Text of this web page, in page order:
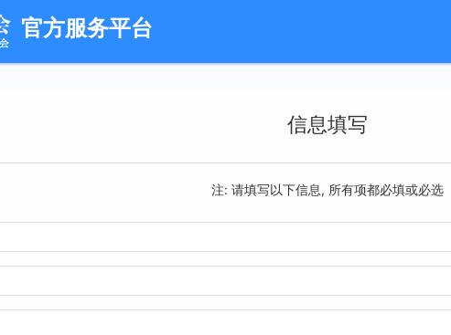
官方服务平台
信息填写
注: 请填写以下信息, 所有项都必填或必选